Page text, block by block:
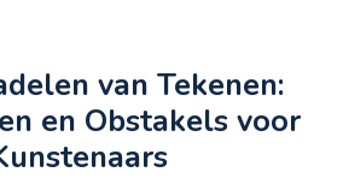
van Tekenen:
en Obstakels voor